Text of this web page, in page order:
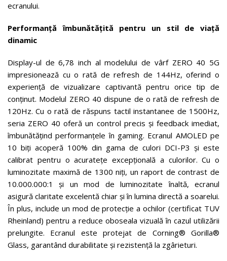
ecranului.
Performanță îmbunătățită pentru un stil de viață
dinamic
Display-ul de 6,78 inch al modelului de vârf ZERO 40 5G
impresionează cu o rată de refresh de 144Hz, oferind o
experiență de vizualizare captivantă pentru orice tip de
conținut. Modelul ZERO 40 dispune de o rată de refresh de
120Hz. Cu o rată de răspuns tactil instantanee de 1500Hz,
seria ZERO 40 oferă un control precis și feedback imediat,
îmbunătățind performanțele în gaming. Ecranul AMOLED pe
10 biți acoperă 100% din gama de culori DCI-P3 și este
calibrat pentru o acuratețe excepțională a culorilor. Cu o
luminozitate maximă de 1300 niți, un raport de contrast de
10.000.000:1 și un mod de luminozitate înaltă, ecranul
asigură claritate excelentă chiar și în lumina directă a soarelui.
În plus, include un mod de protecție a ochilor (certificat TUV
Rheinland) pentru a reduce oboseala vizuală în cazul utilizării
prelungite. Ecranul este protejat de Corning® Gorilla®
Glass, garantând durabilitate și rezistență la zgârieturi.